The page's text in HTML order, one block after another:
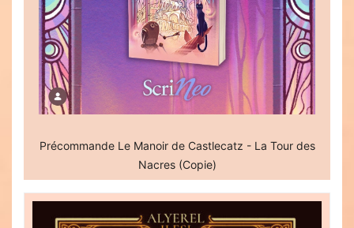
Précommande Le Manoir de Castlecatz - La Tour des
Nacres (Copie)